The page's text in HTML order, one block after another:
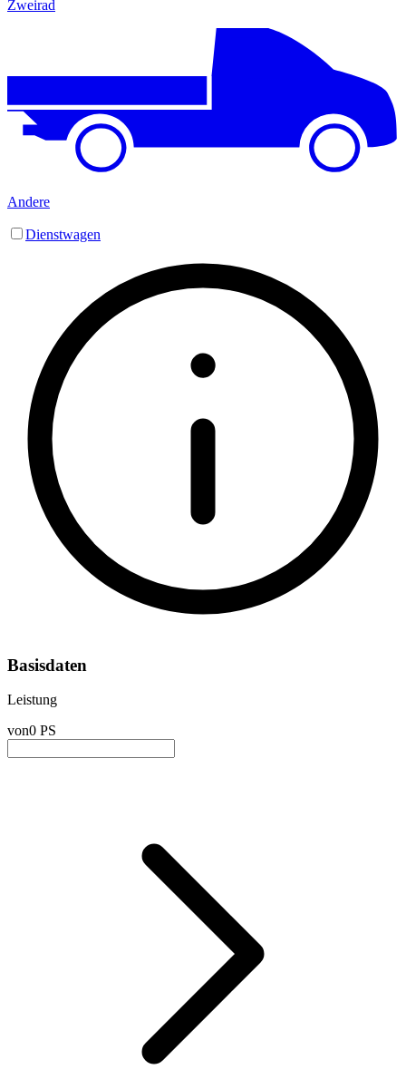
Zweirad
Andere
Dienstwagen
Basisdaten
Leistung
von0 PS